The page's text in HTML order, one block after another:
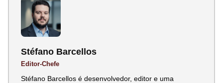
Stéfano Barcellos
Editor-Chefe
Stéfano Barcellos é desenvolvedor, editor e uma